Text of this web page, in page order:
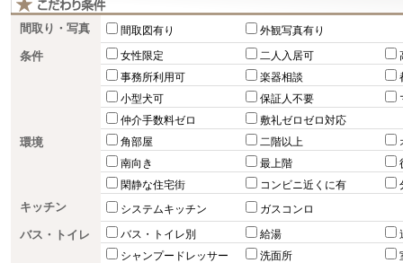
間取り・写真 間取図有り 外観写真有り
条件 女性限定 二人入居可
事務所利用可
楽器相談
小型犬可
保証人不要
仲介手数料ゼロ
敷礼ゼロゼロ対応
環境 角部屋 二階以上
南向き
最上階
閑静な住宅街
コンビニ近くに有
キッチン システムキッチン ガスコンロ
バス・トイレ バス・トイレ別 給湯
シャンプードレッサー
洗面所